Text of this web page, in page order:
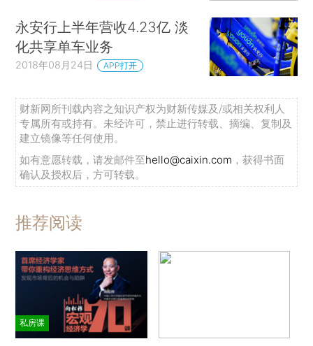
永安行上半年营收4.23亿 淡
化共享单车业务
2018年08月24日 APP打开
财新网所刊载内容之知识产权为财新传媒及/或相关权利人
专属所有或持有。未经许可，禁止进行转载、摘编、复制及
建立镜像等任何使用。
如有意愿转载，请发邮件至hello@caixin.com ，获得书面
确认及授权后，方可转载。
推荐阅读
私房课